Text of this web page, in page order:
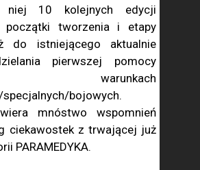
10 kolejnych edycji
początki tworzenia i etapy
do istniejącego aktualnie
pierwszej pomocy
bojowych.
mnóstwo wspomnień
ciekawostek z trwającej już
PARAMEDYKA.